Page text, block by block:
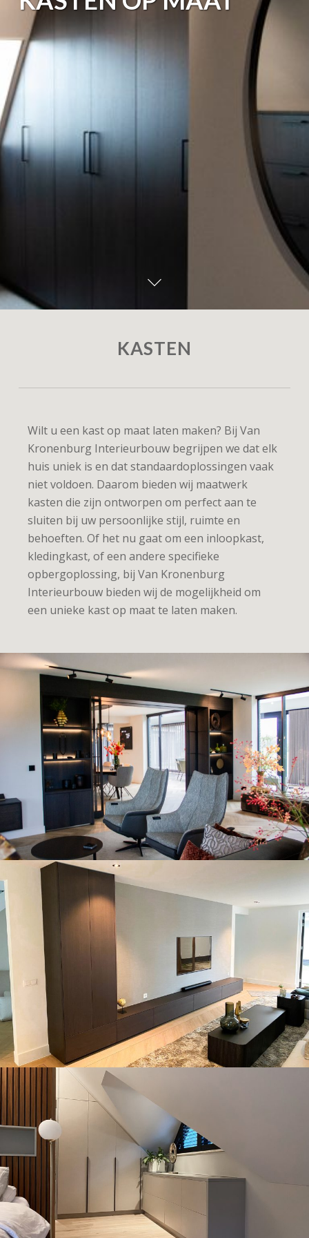
KASTEN
Wilt u een kast op maat laten maken? Bij Van
Kronenburg Interieurbouw begrijpen we dat elk
huis uniek is en dat standaardoplossingen vaak
niet voldoen. Daarom bieden wij maatwerk
kasten die zijn ontworpen om perfect aan te
sluiten bij uw persoonlijke stijl, ruimte en
behoeften. Of het nu gaat om een inloopkast,
kledingkast, of een andere specifieke
opbergoplossing, bij Van Kronenburg
Interieurbouw bieden wij de mogelijkheid om
een unieke kast op maat te laten maken.